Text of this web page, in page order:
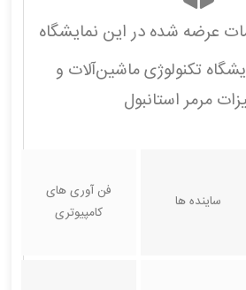
عرضه شده در این نمایشگاه
تکنولوژی ماشین‌آلات و
مرمر استانبول
ساینده ها
فن آوری های
کامپیوتری